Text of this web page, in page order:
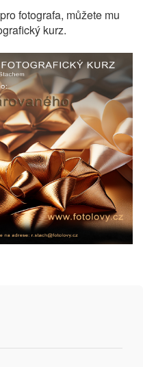
fotografa, můžete mu
kurz.